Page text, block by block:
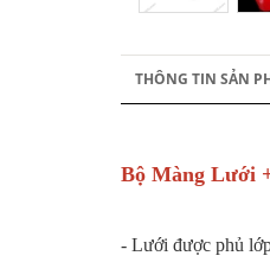
THÔNG TIN SẢN
Bộ Màng Lưới
- Lưới được phủ